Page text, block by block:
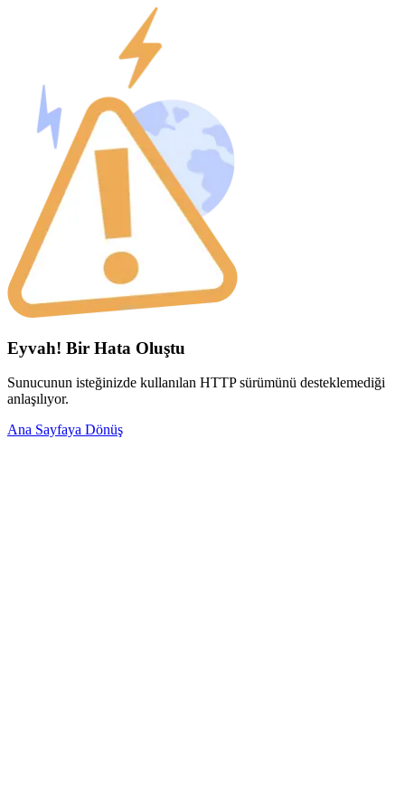
Eyvah! Bir Hata Oluştu
Sunucunun isteğinizde kullanılan HTTP sürümünü desteklemediği
anlaşılıyor.
Ana Sayfaya Dönüş